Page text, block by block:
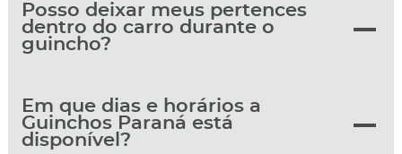
Posso deixar meus pertences
dentro do carro durante o
guincho?
Em que dias e horários a
Guinchos Paraná está
disponível?